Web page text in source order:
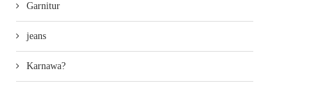
Garnitur
jeans
Karnawa?